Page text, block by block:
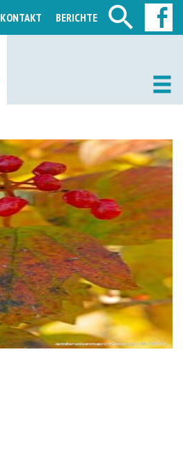
KONTAKT BERICHTE